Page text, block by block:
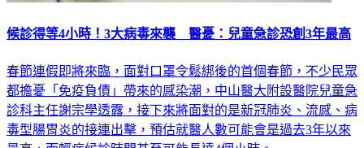
候診得等4小時！3大病毒來襲 醫憂：兒童急診恐創3年最高
春節連假即將來臨，面對口罩令鬆綁後的首個春節，不少民眾
都擔憂「免疫負債」帶來的感染潮，中山醫大附設醫院兒童急
診科主任謝宗學透露，接下來將面對的是新冠肺炎、流感、病
毒型腸胃炎的接連出擊，預估就醫人數可能會是過去3年以來